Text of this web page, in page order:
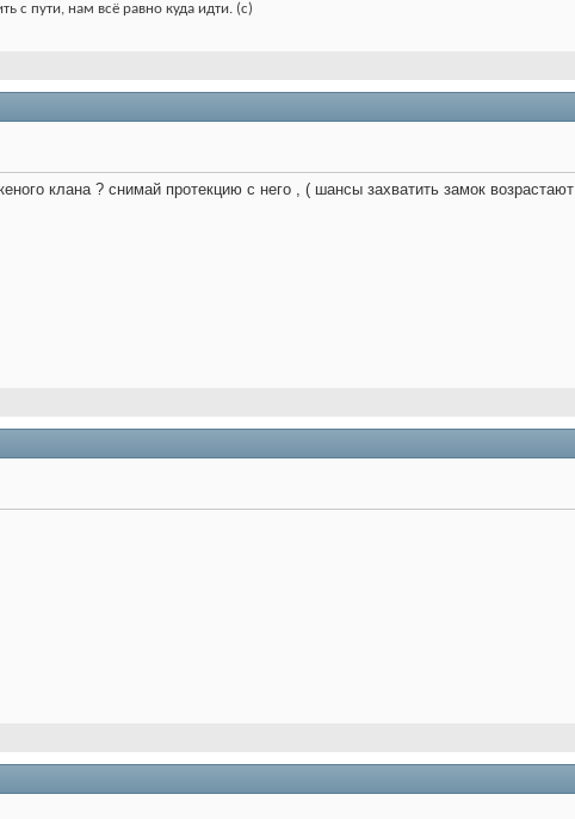
с пути, нам всё равно куда идти. (с)
клана ? снимай протекцию с него , ( шансы захватить замок возрастают